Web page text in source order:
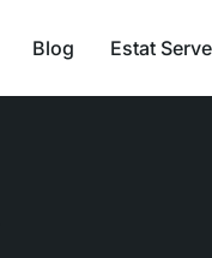
Blog Estat